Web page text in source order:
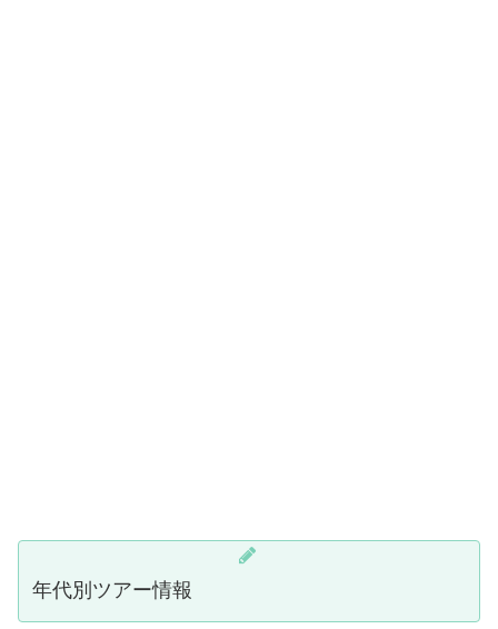
年代別ツアー情報